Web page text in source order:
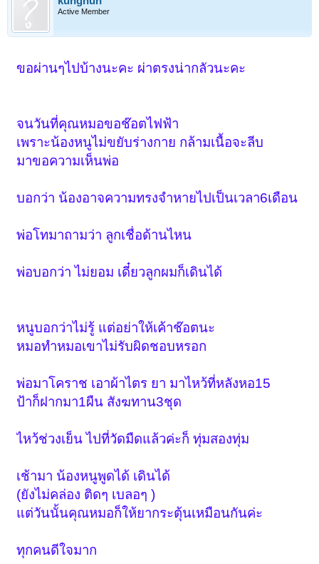
Active Member
ขอผ่านๆไปบ้างนะคะ ผ่าตรงน่ากลัวนะคะ
จนวันที่คุณหมอขอช๊อตไฟฟ้า
เพราะน้องหนูไม่ขยับร่างกาย กล้ามเนื้อจะลีบ
มาขอความเห็นพ่อ
บอกว่า น้องอาจความทรงจำหายไปเป็นเวลา6เดือน
พ่อโทมาถามว่า ลูกเชื่อด้านไหน
พ่อบอกว่า ไม่ยอม เดี๋ยวลูกผมก็เดินได้
หนูบอกว่าไม่รู้ แต่อย่าให้เค้าช๊อตนะ
หมอทำหมอเขาไม่รับผิดชอบหรอก
พ่อมาโคราช เอาผ้าไตร ยา มาไหว้ที่หลังหอ15
ป้าก็ฝากมา1ผืน สังฆทาน3ชุด
ไหว้ช่วงเย็น ไปที่วัดมืดแล้วค่ะก็ ทุ่มสองทุ่ม
เช้ามา น้องหนูพูดได้ เดินได้
(ยังไม่คล่อง ติดๆ เบลอๆ )
แต่วันนั้นคุณหมอก็ให้ยากระตุ้นเหมือนกันค่ะ
ทุกคนดีใจมาก